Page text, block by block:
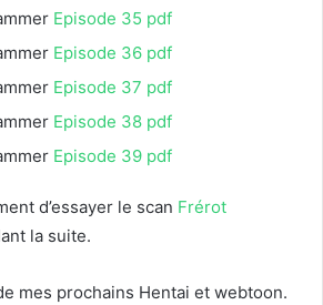
Episode 35 pdf
Episode 36 pdf
Episode 37 pdf
Episode 38 pdf
Episode 39 pdf
d’essayer le scan Frérot
la suite.
mes prochains Hentai et webtoon.